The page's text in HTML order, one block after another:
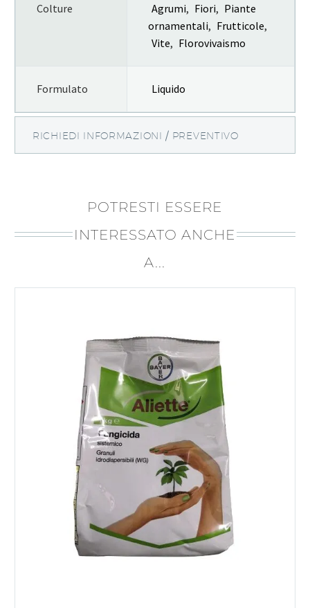
Colture Agrumi, Fiori, Piante
ornamentali, Frutticole,
Vite, Florovivaismo
Formulato Liquido
RICHIEDI INFORMAZIONI / PREVENTIVO
POTRESTI ESSERE
INTERESSATO ANCHE
A...